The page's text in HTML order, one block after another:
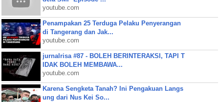
youtube.com
Penampakan 25 Terduga Pelaku Penyerangan
di Tangerang dan Jak...
youtube.com
jurnalrisa #87 - BOLEH BERINTERAKSI, TAPI T
IDAK BOLEH MEMBAWA...
youtube.com
Karena Sengketa Tanah? Ini Pengakuan Langs
ung dari Nus Kei So...